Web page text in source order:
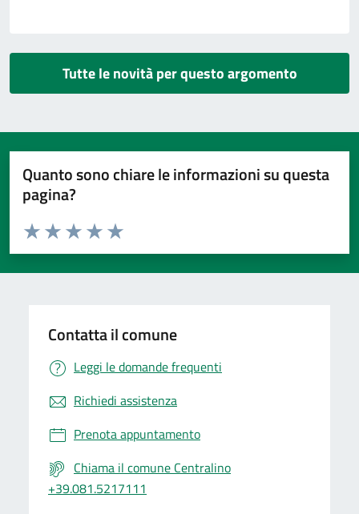
Tutte le novità per questo argomento
Quanto sono chiare le informazioni su questa
pagina?
Valuta da 1 a 5 stelle la pagina
Valuta 5 stelle su 5
Valuta 4 stelle su 5
Valuta 3 stelle su 5
Valuta 2 stelle su 5
Valuta 1 stelle su 5
Contatta il comune
Leggi le domande frequenti
Richiedi assistenza
Prenota appuntamento
Chiama il comune Centralino
+39.081.5217111